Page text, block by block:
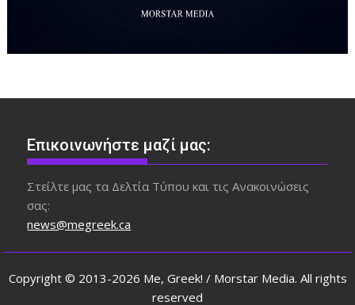
Επικοινωνήστε μαζί μας:
Στείλτε μας τα Δελτία Τύπου και τις Ανακοινώσεις
σας:
news@megreek.ca
Copyright © 2013-2026 Me, Greek! / Morstar Media. All rights
reserved